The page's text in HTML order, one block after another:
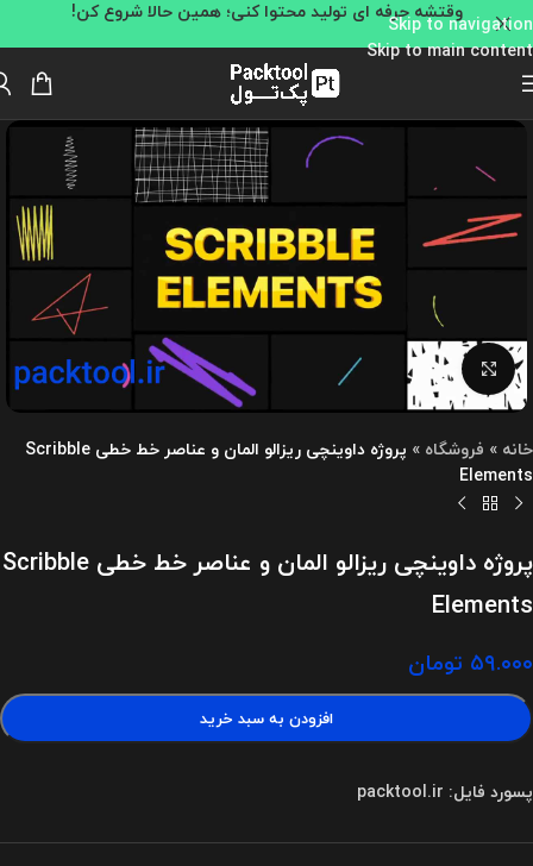
Skip to navigation
Skip to main content
وقتشه حرفه ای تولید محتوا کنی؛ همین حالا شروع کن!
بزرگنمایی تصویر
خانه » فروشگاه »
پروژه داوینچی ریزالو المان و عناصر خط خطی Scribble
Elements
پروژه داوینچی ریزالو المان و عناصر خط خطی Scribble
Elements
۵۹.۰۰۰ تومان
افزودن به سبد خرید
پسورد فایل: packtool.ir